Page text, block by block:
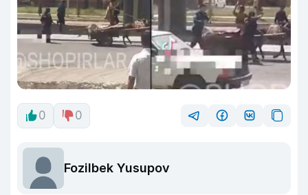
0 0
Fozilbek Yusupov